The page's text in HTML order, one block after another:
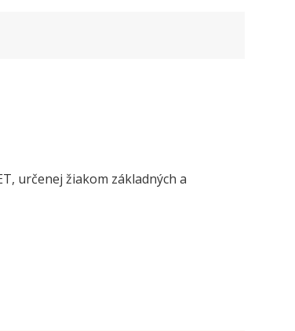
určenej žiakom základných a